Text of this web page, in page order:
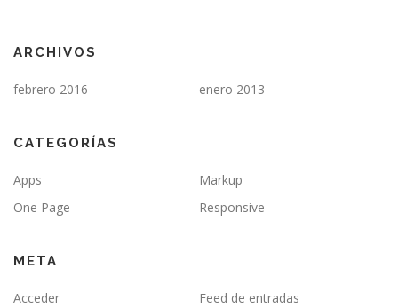
ARCHIVOS
febrero 2016 enero 2013
CATEGORÍAS
Apps
Markup
One Page
Responsive
META
Acceder
Feed de entradas